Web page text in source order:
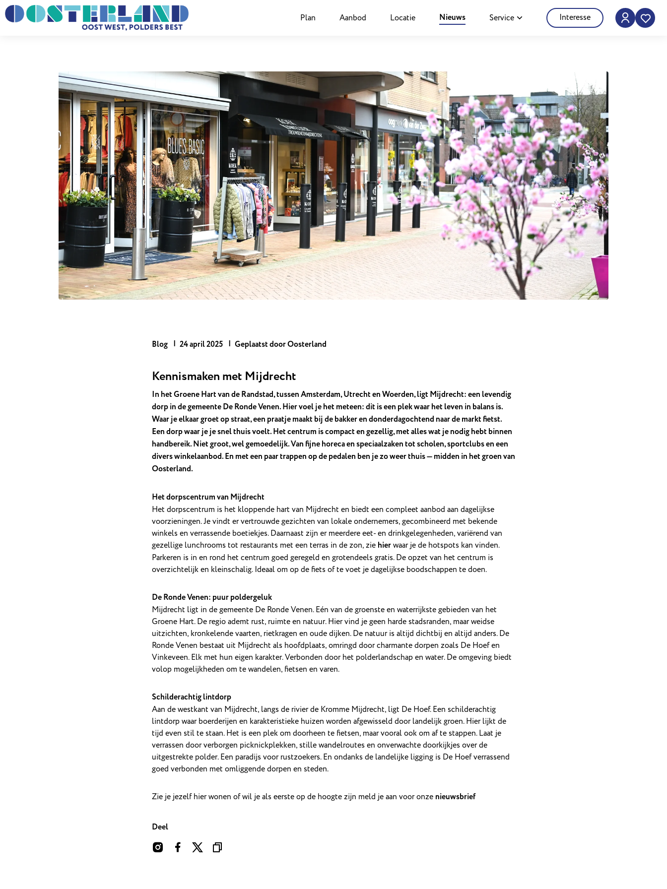
Plan Aanbod Locatie Nieuws Service Interesse
Blog 24 april 2025 Geplaatst door Oosterland
Kennismaken met Mijdrecht
In het Groene Hart van de Randstad, tussen Amsterdam, Utrecht en Woerden, ligt Mijdrecht: een levendig
dorp in de gemeente De Ronde Venen. Hier voel je het meteen: dit is een plek waar het leven in balans is.
Waar je elkaar groet op straat, een praatje maakt bij de bakker en donderdagochtend naar de markt fietst.
Een dorp waar je je snel thuis voelt. Het centrum is compact en gezellig, met alles wat je nodig hebt binnen
handbereik. Niet groot, wel gemoedelijk. Van fijne horeca en speciaalzaken tot scholen, sportclubs en een
divers winkelaanbod. En met een paar trappen op de pedalen ben je zo weer thuis — midden in het groen van
Oosterland.
Het dorpscentrum van Mijdrecht
Het dorpscentrum is het kloppende hart van Mijdrecht en biedt een compleet aanbod aan dagelijkse
voorzieningen. Je vindt er vertrouwde gezichten van lokale ondernemers, gecombineerd met bekende
winkels en verrassende boetiekjes. Daarnaast zijn er meerdere eet- en drinkgelegenheden, variërend van
gezellige lunchrooms tot restaurants met een terras in de zon, zie hierwaar je de hotspots kan vinden.
Parkeren is in en rond het centrum goed geregeld en grotendeels gratis. De opzet van het centrum is
overzichtelijk en kleinschalig. Ideaal om op de fiets of te voet je dagelijkse boodschappen te doen.
De Ronde Venen: puur poldergeluk
Mijdrecht ligt in de gemeente De Ronde Venen. Eén van de groenste en waterrijkste gebieden van het
Groene Hart. De regio ademt rust, ruimte en natuur. Hier vind je geen harde stadsranden, maar weidse
uitzichten, kronkelende vaarten, rietkragen en oude dijken. De natuur is altijd dichtbij en altijd anders. De
Ronde Venen bestaat uit Mijdrecht als hoofdplaats, omringd door charmante dorpen zoals De Hoef en
Vinkeveen. Elk met hun eigen karakter. Verbonden door het polderlandschap en water. De omgeving biedt
volop mogelijkheden om te wandelen, fietsen en varen.
Schilderachtig lintdorp
Aan de westkant van Mijdrecht, langs de rivier de Kromme Mijdrecht, ligt De Hoef. Een schilderachtig
lintdorp waar boerderijen en karakteristieke huizen worden afgewisseld door landelijk groen. Hier lijkt de
tijd even stil te staan. Het is een plek om doorheen te fietsen, maar vooral ook om af te stappen. Laat je
verrassen door verborgen picknickplekken, stille wandelroutes en onverwachte doorkijkjes over de
uitgestrekte polder. Een paradijs voor rustzoekers. En ondanks de landelijke ligging is De Hoef verrassend
goed verbonden met omliggende dorpen en steden.
Zie je jezelf hier wonen of wil je als eerste op de hoogte zijn meld je aan voor onze nieuwsbrief
Deel